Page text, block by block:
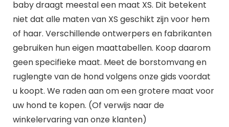
baby draagt ​​meestal een maat XS. Dit betekent
niet dat alle maten van XS geschikt zijn voor hem
of haar. Verschillende ontwerpers en fabrikanten
gebruiken hun eigen maattabellen. Koop daarom
geen specifieke maat. Meet de borstomvang en
ruglengte van de hond volgens onze gids voordat
u koopt. We raden aan om een ​​grotere maat voor
uw hond te kopen. (Of verwijs naar de
winkelervaring van onze klanten)